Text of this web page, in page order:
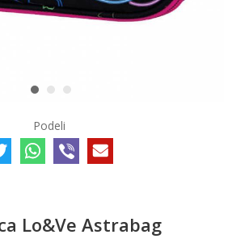
1 2 3
Podeli
Lo&Ve Astrabag